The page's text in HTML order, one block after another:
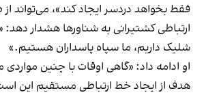
فقط بخواهد دردسر ایجاد کند»، می‌تواند
ارتباطی کشتیرانی به شناورها هشدار دهد:
شلیک داریم، ما سپاه پاسداران هستیم.»
او ادامه داد: «گاهی اوقات با چنین
هدف از ایجاد خط ارتباطی مستقیم این